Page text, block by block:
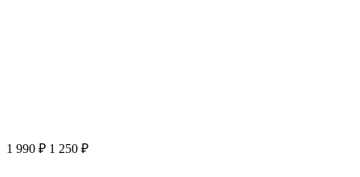
1 990 ₽ 1 250 ₽